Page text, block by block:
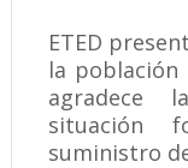
ETED
la población
agradece
situación
suministro